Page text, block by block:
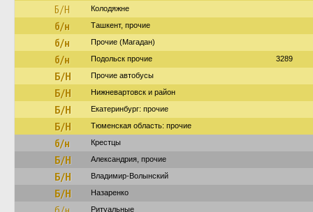
Б/Н Колодяжне
б/н Ташкент, прочие
б/н Прочие (Магадан)
б/н Подольск прочие 3289
Б/Н Прочие автобусы
Б/Н Нижневартовск и район
Б/Н Екатеринбург: прочие
Б/Н Тюменская область: прочие
б/н Крестцы
Б/Н Александрия, прочие
Б/Н Владимир-Волынский
Б/Н Назаренко
Ритуальные